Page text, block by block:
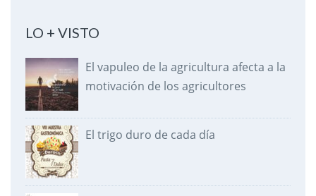
LO + VISTO
El vapuleo de la agricultura afecta a la
motivación de los agricultores
El trigo duro de cada día